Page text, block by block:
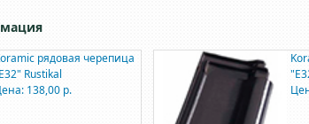
рядовая черепица
Rustikal
138,00 р.